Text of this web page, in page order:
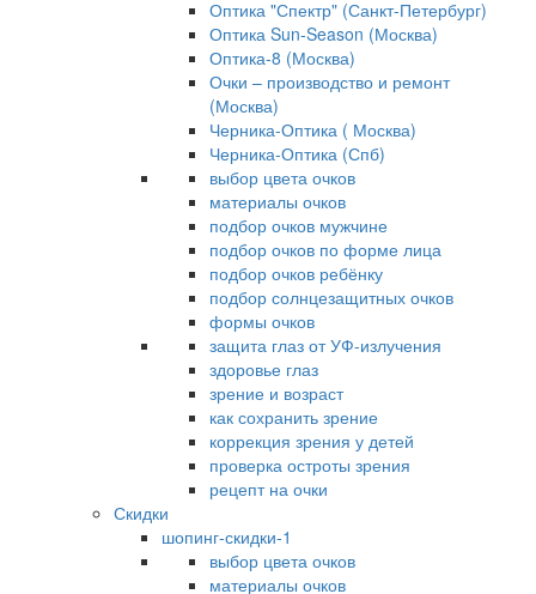
Оптика "Спектр" (Санкт-Петербург)
Оптика Sun-Season (Москва)
Оптика-8 (Москва)
Очки – производство и ремонт
(Москва)
Черника-Оптика ( Москва)
Черника-Оптика (Спб)
выбор цвета очков
материалы очков
подбор очков мужчине
подбор очков по форме лица
подбор очков ребёнку
подбор солнцезащитных очков
формы очков
защита глаз от УФ-излучения
здоровье глаз
зрение и возраст
как сохранить зрение
коррекция зрения у детей
проверка остроты зрения
рецепт на очки
Скидки
шопинг-скидки-1
выбор цвета очков
материалы очков